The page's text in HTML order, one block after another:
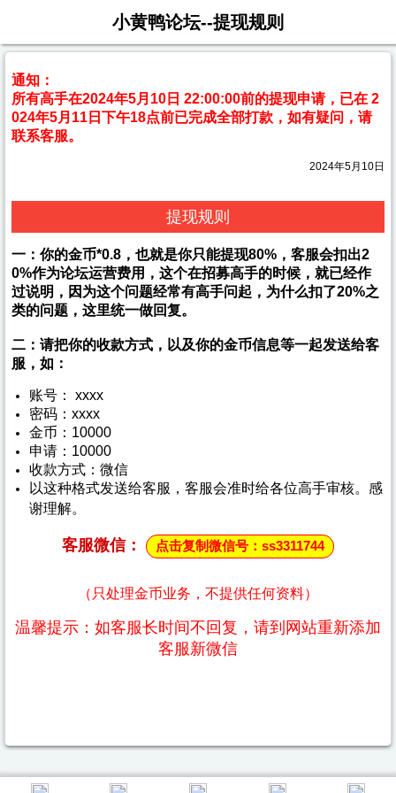
小黄鸭论坛--提现规则
通知：
所有高手在2024年5月10日 22:00:00前的提现申请，已在 2
024年5月11日下午18点前已完成全部打款，如有疑问，请
联系客服。
2024年5月10日
提现规则
一：你的金币*0.8，也就是你只能提现80%，客服会扣出2
0%作为论坛运营费用，这个在招募高手的时候，就已经作
过说明，因为这个问题经常有高手问起，为什么扣了20%之
类的问题，这里统一做回复。
二：请把你的收款方式，以及你的金币信息等一起发送给客
服，如：
账号： xxxx
密码：xxxx
金币：10000
申请：10000
收款方式：微信
以这种格式发送给客服，客服会准时给各位高手审核。感
谢理解。
客服微信： 点击复制微信号：ss3311744
（只处理金币业务，不提供任何资料）
温馨提示：如客服长时间不回复，请到网站重新添加
客服新微信